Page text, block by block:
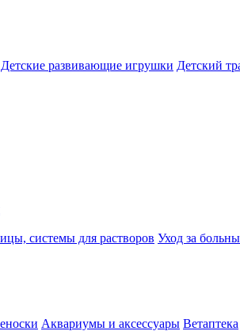
Детские развивающие игрушки Детский
системы для растворов Уход за
Аквариумы и аксессуары Ветаптека